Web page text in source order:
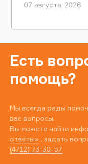
07 августа, 2026
Есть
помощь?
Мы всегда рады
вас вопросы.
Вы можете найти
ответы» , задать
(4712) 73-30-57